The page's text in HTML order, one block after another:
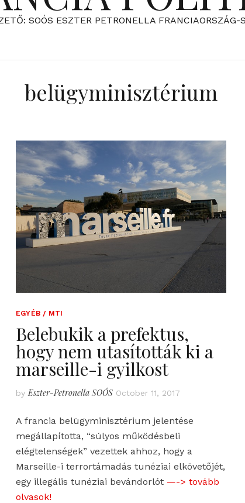
SOÓS ESZTER PETRONELLA FRANCIAORSZÁG-
belügyminisztérium
EGYÉB / MTI
Belebukik a prefektus,
hogy nem utasították ki a
marseille-i gyilkost
by Eszter-Petronella SOÓS October 11, 2017
A francia belügyminisztérium jelentése
megállapította, “súlyos működésbeli
elégtelenségek” vezettek ahhoz, hogy a
Marseille-i terrortámadás tunéziai elkövetőjét,
egy illegális tunéziai bevándorlót —-> tovább
olvasok!